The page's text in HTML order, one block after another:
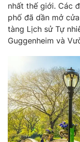
® Cấm sao chép
thuận bằng văn bản.
thông tin từ website
nhất thế giới. Các
phố đã dần mở
tàng Lịch sử Tự
Guggenheim và